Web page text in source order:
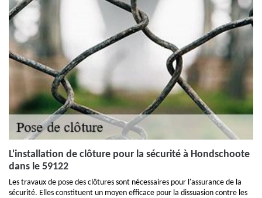
L'installation de clôture pour la sécurité à Hondschoote
dans le 59122
Les travaux de pose des clôtures sont nécessaires pour l'assurance de la
sécurité. Elles constituent un moyen efficace pour la dissuasion contre les